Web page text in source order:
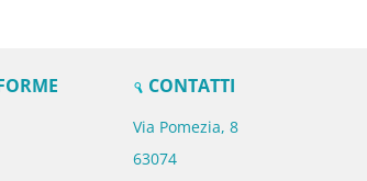
CONTATTI
Via Pomezia, 8
63074